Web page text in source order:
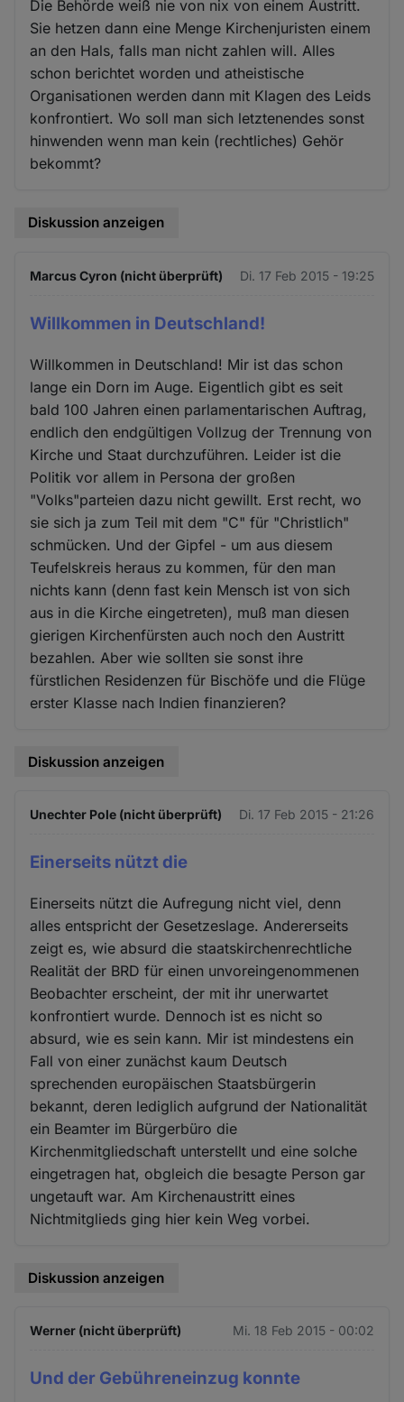
Die Behörde weiß nie von nix von einem Austritt.
Sie hetzen dann eine Menge Kirchenjuristen einem
an den Hals, falls man nicht zahlen will. Alles
schon berichtet worden und atheistische
Organisationen werden dann mit Klagen des Leids
konfrontiert. Wo soll man sich letztenendes sonst
hinwenden wenn man kein (rechtliches) Gehör
bekommt?
Diskussion anzeigen
Marcus Cyron (nicht überprüft) Di. 17 Feb 2015 - 19:25
Willkommen in Deutschland!
Willkommen in Deutschland! Mir ist das schon
lange ein Dorn im Auge. Eigentlich gibt es seit
bald 100 Jahren einen parlamentarischen Auftrag,
endlich den endgültigen Vollzug der Trennung von
Kirche und Staat durchzuführen. Leider ist die
Politik vor allem in Persona der großen
"Volks"parteien dazu nicht gewillt. Erst recht, wo
sie sich ja zum Teil mit dem "C" für "Christlich"
schmücken. Und der Gipfel - um aus diesem
Teufelskreis heraus zu kommen, für den man
nichts kann (denn fast kein Mensch ist von sich
aus in die Kirche eingetreten), muß man diesen
gierigen Kirchenfürsten auch noch den Austritt
bezahlen. Aber wie sollten sie sonst ihre
fürstlichen Residenzen für Bischöfe und die Flüge
erster Klasse nach Indien finanzieren?
Diskussion anzeigen
Unechter Pole (nicht überprüft) Di. 17 Feb 2015 - 21:26
Einerseits nützt die
Einerseits nützt die Aufregung nicht viel, denn
alles entspricht der Gesetzeslage. Andererseits
zeigt es, wie absurd die staatskirchenrechtliche
Realität der BRD für einen unvoreingenommenen
Beobachter erscheint, der mit ihr unerwartet
konfrontiert wurde. Dennoch ist es nicht so
absurd, wie es sein kann. Mir ist mindestens ein
Fall von einer zunächst kaum Deutsch
sprechenden europäischen Staatsbürgerin
bekannt, deren lediglich aufgrund der Nationalität
ein Beamter im Bürgerbüro die
Kirchenmitgliedschaft unterstellt und eine solche
eingetragen hat, obgleich die besagte Person gar
ungetauft war. Am Kirchenaustritt eines
Nichtmitglieds ging hier kein Weg vorbei.
Diskussion anzeigen
Werner (nicht überprüft) Mi. 18 Feb 2015 - 00:02
Und der Gebühreneinzug konnte